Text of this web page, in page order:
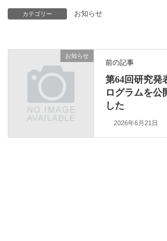
カテゴリー お知らせ
お知らせ
前の記事
第64回研究発
ログラムを公
した
2026年6月21日